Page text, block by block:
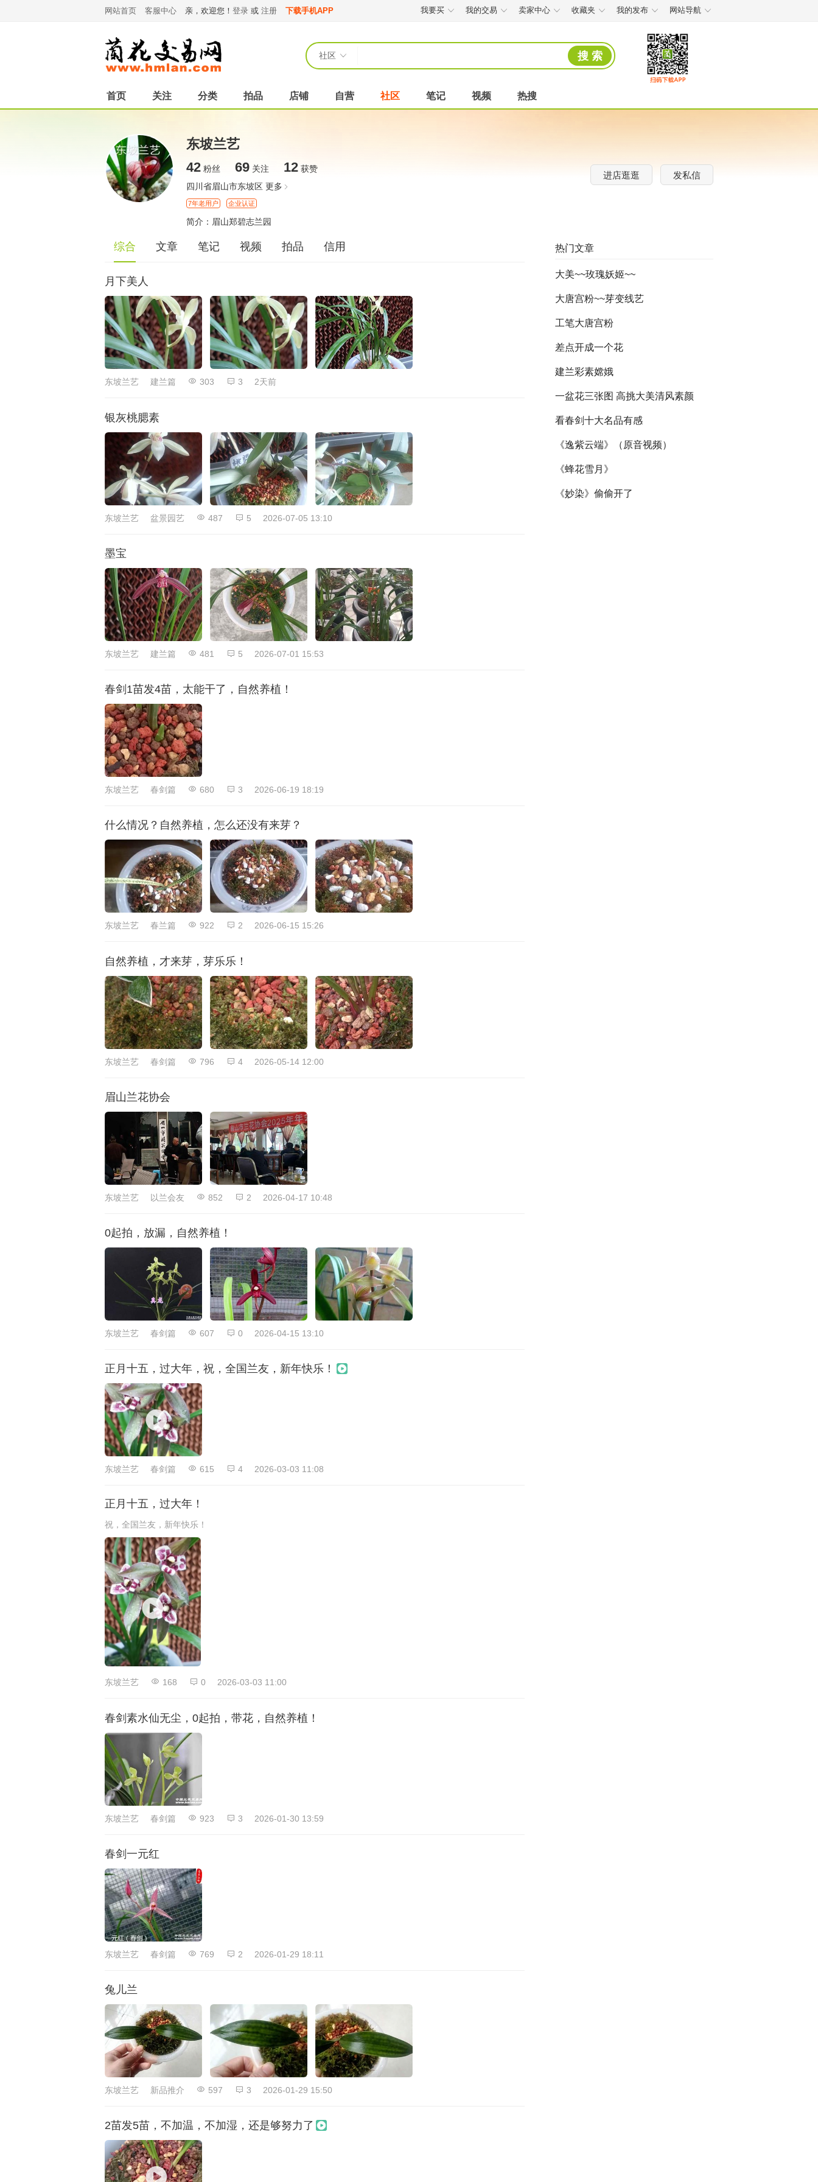
网站首页 客服中心 亲，欢迎您！ 登录 或 注册 下载手机APP 我要买 我的交易 卖家中心 收藏夹 我的发布 网站导航
社区 搜 索
首页 关注 分类 拍品 店铺 自营 社区 笔记 视频 热搜
东坡兰艺
42 粉丝 69 关注 12 获赞
四川省眉山市东坡区 更多
7年老用户 企业认证
简介：眉山郑碧志兰园
进店逛逛 发私信
综合 文章 笔记 视频 拍品 信用
月下美人
东坡兰艺 建兰篇 303 3 2天前
银灰桃腮素
东坡兰艺 盆景园艺 487 5 2026-07-05 13:10
墨宝
东坡兰艺 建兰篇 481 5 2026-07-01 15:53
春剑1苗发4苗，太能干了，自然养植！
东坡兰艺 春剑篇 680 3 2026-06-19 18:19
什么情况？自然养植，怎么还没有来芽？
东坡兰艺 春兰篇 922 2 2026-06-15 15:26
自然养植，才来芽，芽乐乐！
东坡兰艺 春剑篇 796 4 2026-05-14 12:00
眉山兰花协会
东坡兰艺 以兰会友 852 2 2026-04-17 10:48
0起拍，放漏，自然养植！
东坡兰艺 春剑篇 607 0 2026-04-15 13:10
正月十五，过大年，祝，全国兰友，新年快乐！
东坡兰艺 春剑篇 615 4 2026-03-03 11:08
正月十五，过大年！
祝，全国兰友，新年快乐！
东坡兰艺 168 0 2026-03-03 11:00
春剑素水仙无尘，0起拍，带花，自然养植！
东坡兰艺 春剑篇 923 3 2026-01-30 13:59
春剑一元红
东坡兰艺 春剑篇 769 2 2026-01-29 18:11
兔儿兰
东坡兰艺 新品推介 597 3 2026-01-29 15:50
2苗发5苗，不加温，不加湿，还是够努力了
热门文章
大美~~玫瑰妖姬~~
大唐宫粉~~芽变线艺
工笔大唐宫粉
差点开成一个花
建兰彩素嫦娥
一盆花三张图 高挑大美清风素颜
看春剑十大名品有感
《逸紫云端》（原音视频）
《蜂花雪月》
《妙染》偷偷开了